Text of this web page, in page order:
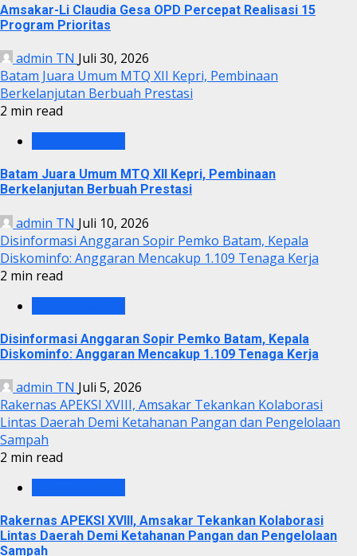
Amsakar-Li Claudia Gesa OPD Percepat Realisasi 15
Program Prioritas
admin TN Juli 30, 2026
Batam Juara Umum MTQ XII Kepri, Pembinaan
Berkelanjutan Berbuah Prestasi
2 min read
Batam Juara Umum MTQ XII Kepri, Pembinaan
Berkelanjutan Berbuah Prestasi
admin TN Juli 10, 2026
Disinformasi Anggaran Sopir Pemko Batam, Kepala
Diskominfo: Anggaran Mencakup 1.109 Tenaga Kerja
2 min read
Disinformasi Anggaran Sopir Pemko Batam, Kepala
Diskominfo: Anggaran Mencakup 1.109 Tenaga Kerja
admin TN Juli 5, 2026
Rakernas APEKSI XVIII, Amsakar Tekankan Kolaborasi
Lintas Daerah Demi Ketahanan Pangan dan Pengelolaan
Sampah
2 min read
Rakernas APEKSI XVIII, Amsakar Tekankan Kolaborasi
Lintas Daerah Demi Ketahanan Pangan dan Pengelolaan
Sampah